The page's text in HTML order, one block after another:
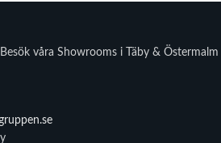
våra Showrooms i Täby & Östermalm